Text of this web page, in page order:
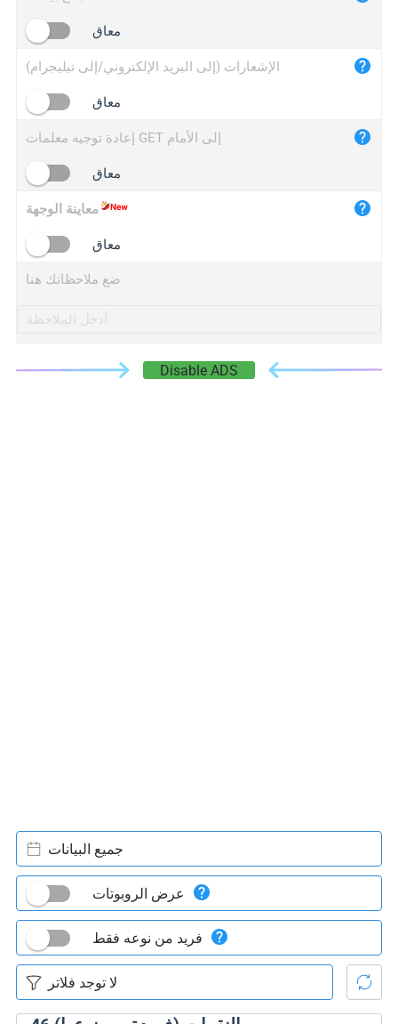
iplogger.cn
معاق
الإشعارات (إلى البريد الإلكتروني/إلى تيليجرام)
معاق
إعادة توجيه معلمات GET إلى الأمام
معاق
معاينة الوجهة
معاق
ضع ملاحظاتك هنا
Disable ADS
جميع البيانات
عرض الروبوتات
فريد من نوعه فقط